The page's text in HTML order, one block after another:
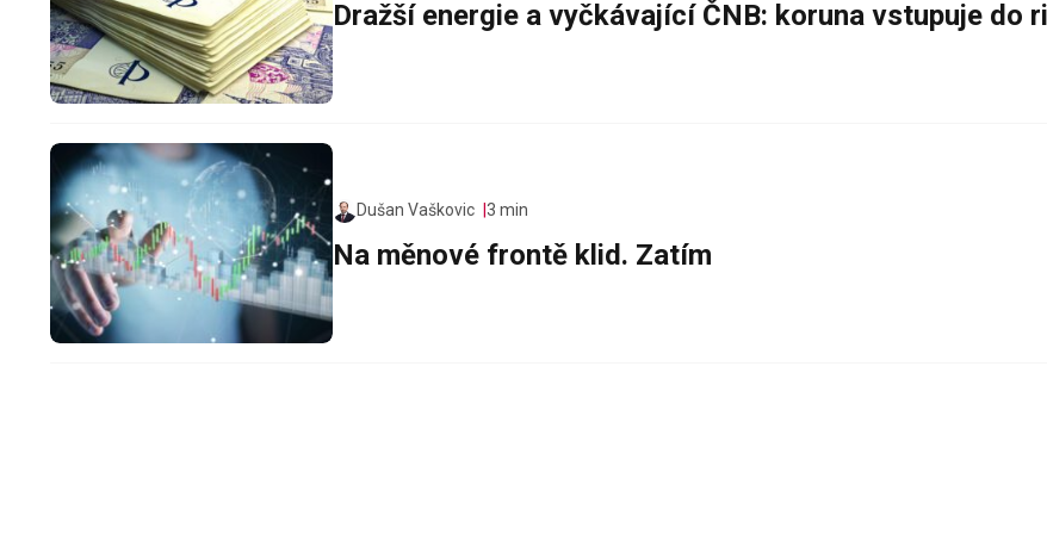
Dražší energie a vyčkávající ČNB: koruna vstupuje do
Dušan Vaškovic 3 min
Na měnové frontě klid. Zatím